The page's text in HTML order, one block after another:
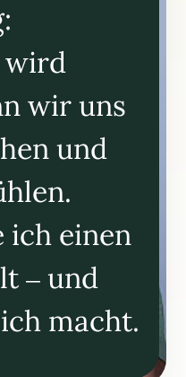
wird
wir uns
und
ich einen
– und
macht.